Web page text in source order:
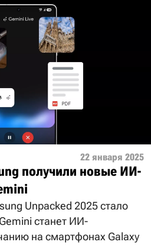
22 января 2025
получили новые ИИ-
Unpacked 2025 стало
станет ИИ-
на смартфонах Galaxy